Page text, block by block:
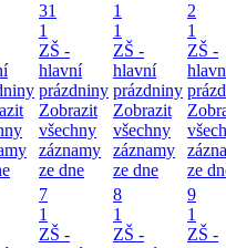
31
1
ZŠ -
hlavní
prázdniny
Zobrazit
všechny
záznamy
ze dne
1
1
ZŠ -
hlavní
prázdniny
Zobrazit
všechny
záznamy
ze dne
2
1
ZŠ -
ze
7
1
ZŠ -
8
1
ZŠ -
9
1
ZŠ -